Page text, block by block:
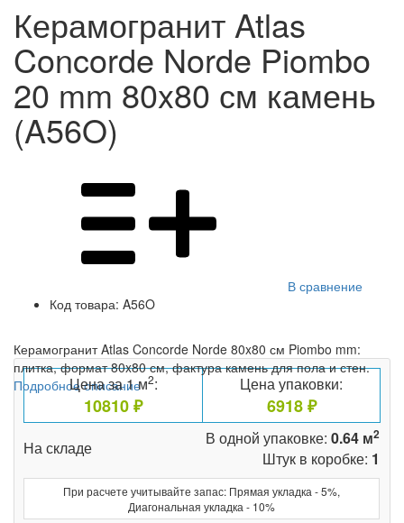
Керамогранит Atlas
Concorde Norde Piombo
20 mm 80x80 см камень
(A56O)
В сравнение
Код товара: A56O
Керамогранит Atlas Concorde Norde 80x80 см Piombo mm:
плитка, формат 80x80 см, фактура камень для пола и стен.
Подробное описание
Цена за 1 м2:
10810 ₽
Цена упаковки:
6918 ₽
На складе В одной упаковке: 0.64 м2
Штук в коробке: 1
При расчете учитывайте запас: Прямая укладка - 5%,
Диагональная укладка - 10%